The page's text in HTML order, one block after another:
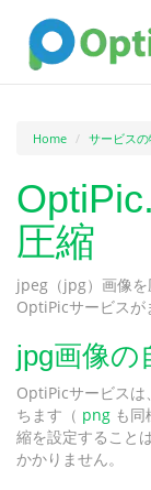
Home サービス
圧縮
jpeg（jpg）画像を
OptiPicサービスが
jpg画像の
OptiPicサービスは
ちます（ png も
縮を設定すること
かかりません。